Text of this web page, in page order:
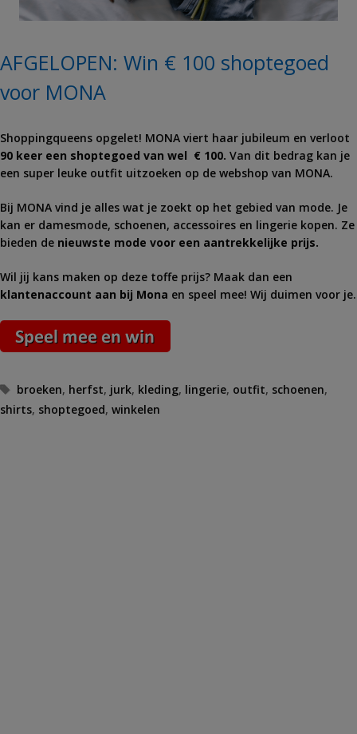
AFGELOPEN: Win € 100 shoptegoed
voor MONA
Shoppingqueens opgelet! MONA viert haar jubileum en verloot
90 keer een shoptegoed van wel € 100. Van dit bedrag kan je
een super leuke outfit uitzoeken op de webshop van MONA.
Bij MONA vind je alles wat je zoekt op het gebied van mode. Je
kan er damesmode, schoenen, accessoires en lingerie kopen. Ze
bieden de nieuwste mode voor een aantrekkelijke prijs.
Wil jij kans maken op deze toffe prijs? Maak dan een
klantenaccount aan bij Mona en speel mee! Wij duimen voor je.
Tags
broeken, herfst, jurk, kleding, lingerie, outfit, schoenen,
shirts, shoptegoed, winkelen